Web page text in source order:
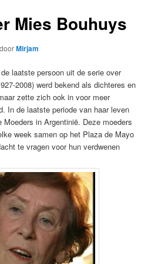
Mies Bouhuys
doorMirjam
laatste persoon uit de serie over
2008) werd bekend als dichteres en
zette zich ook in voor meer
In de laatste periode van haar leven
Moeders in Argentinië. Deze moeders
week samen op het Plaza de Mayo
te vragen voor hun verdwenen